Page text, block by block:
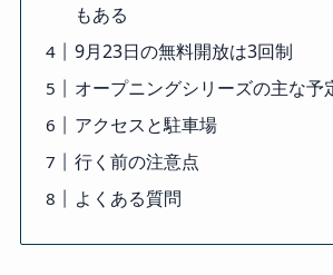
もある
9月23日の無料開放は3回制
オープニングシリーズの主な予
アクセスと駐車場
行く前の注意点
よくある質問